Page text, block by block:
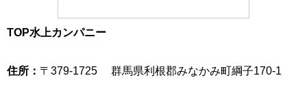
TOP水上カンパニー
住所： 〒379-1725 群馬県利根郡みなかみ町綱子170-1